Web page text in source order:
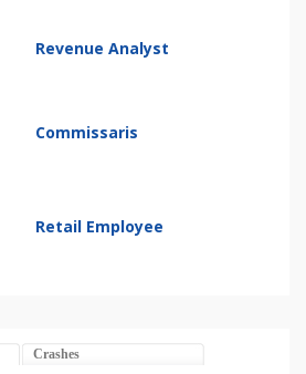
Revenue Analyst
Commissaris
Retail Employee
Crashes